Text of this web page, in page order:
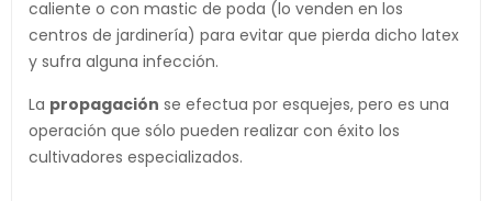
caliente o con mastic de poda (lo venden en los
centros de jardinería) para evitar que pierda dicho latex
y sufra alguna infección.
La propagación se efectua por esquejes, pero es una
operación que sólo pueden realizar con éxito los
cultivadores especializados.